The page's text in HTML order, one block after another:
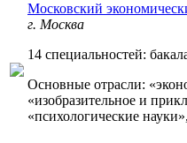
Московский
г. Москва
14 специальностей:
Основные отрасли:
«изобразительное и
«психологические